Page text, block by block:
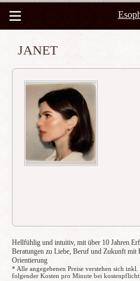
JANET
Hellfühlig und intuitiv, mit über 10 Jahren
Beratungen zu Liebe, Beruf und Zukunft
Orientierung
* Alle angegebenen Preise verstehen sich
folgender Kosten pro Minute bei